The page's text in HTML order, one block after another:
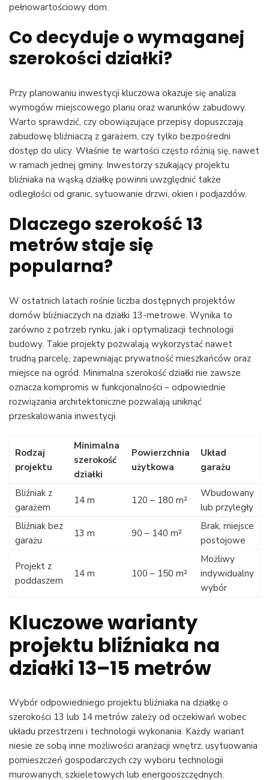
pełnowartościowy dom.
Co decyduje o wymaganej
szerokości działki?
Przy planowaniu inwestycji kluczowa okazuje się analiza
wymogów miejscowego planu oraz warunków zabudowy.
Warto sprawdzić, czy obowiązujące przepisy dopuszczają
zabudowę bliźniaczą z garażem, czy tylko bezpośredni
dostęp do ulicy. Właśnie te wartości często różnią się, nawet
w ramach jednej gminy. Inwestorzy szukający projektu
bliźniaka na wąską działkę powinni uwzględnić także
odległości od granic, sytuowanie drzwi, okien i podjazdów.
Dlaczego szerokość 13
metrów staje się
popularna?
W ostatnich latach rośnie liczba dostępnych projektów
domów bliźniaczych na działki 13-metrowe. Wynika to
zarówno z potrzeb rynku, jak i optymalizacji technologii
budowy. Takie projekty pozwalają wykorzystać nawet
trudną parcelę, zapewniając prywatność mieszkańców oraz
miejsce na ogród. Minimalna szerokość działki nie zawsze
oznacza kompromis w funkcjonalności – odpowiednie
rozwiązania architektoniczne pozwalają uniknąć
przeskalowania inwestycji.
Rodzaj
projektu
Minimalna
szerokość
działki
Powierzchnia
użytkowa
Układ
garażu
Bliźniak z
garażem
14 m 120 – 180 m²
Wbudowany
lub przyległy
Bliźniak bez
garażu
13 m 90 – 140 m²
Brak, miejsce
postojowe
Projekt z
poddaszem
14 m 100 – 150 m²
Możliwy
indywidualny
wybór
Kluczowe warianty
projektu bliźniaka na
działki 13–15 metrów
Wybór odpowiedniego projektu bliźniaka na działkę o
szerokości 13 lub 14 metrów zależy od oczekiwań wobec
układu przestrzeni i technologii wykonania. Każdy wariant
niesie ze sobą inne możliwości aranżacji wnętrz, usytuowania
pomieszczeń gospodarczych czy wyboru technologii
murowanych, szkieletowych lub energooszczędnych.